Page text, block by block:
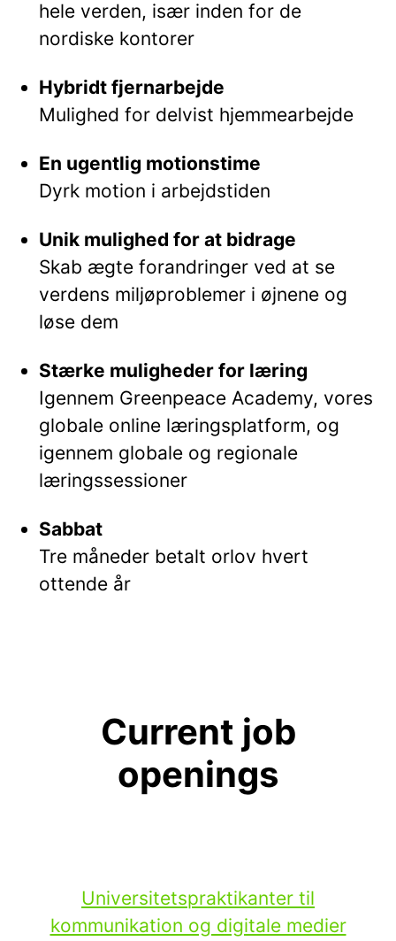
hele verden, især inden for de
nordiske kontorer
Hybridt fjernarbejde
Mulighed for delvist hjemmearbejde
En ugentlig motionstime
Dyrk motion i arbejdstiden
Unik mulighed for at bidrage
Skab ægte forandringer ved at se
verdens miljøproblemer i øjnene og
løse dem
Stærke muligheder for læring
Igennem Greenpeace Academy, vores
globale online læringsplatform, og
igennem globale og regionale
læringssessioner
Sabbat
Tre måneder betalt orlov hvert
ottende år
Current job
openings
Universitetspraktikanter til
kommunikation og digitale medier